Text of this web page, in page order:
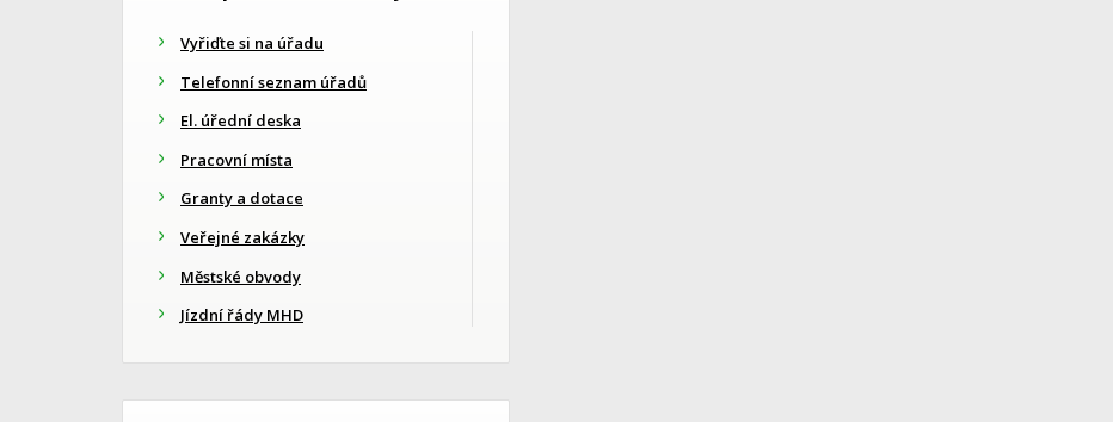
Vyřiďte si na úřadu
Telefonní seznam úřadů
El. úřední deska
Pracovní místa
Granty a dotace
Veřejné zakázky
Městské obvody
Jízdní řády MHD